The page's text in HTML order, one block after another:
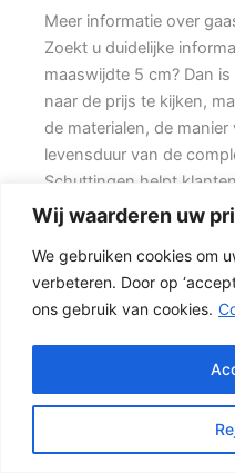
Wij waarderen uw
We gebruiken cookies om
verbeteren. Door op
ons gebruik van cookies.
Meer informatie over
Zoekt u duidelijke
maaswijdte 5 cm? Dan
naar de prijs te kijken,
de materialen, de
levensduur van de
Schuttingen helpt
denkt mee over een
De juiste erfafscheiding
Wilt u vooral privacy,
meestal de beste keuze.
mee zoals
grondsoort, erfgrens en